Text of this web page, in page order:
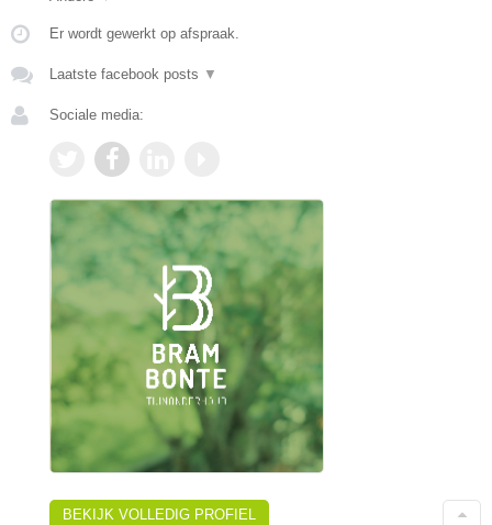
Er wordt gewerkt op afspraak.
Laatste facebook posts ▼
Sociale media:
BEKIJK VOLLEDIG PROFIEL